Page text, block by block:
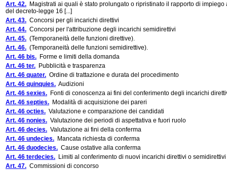
Art. 42. Magistrati ai quali è stato prolungato o ripristinato il rapporto di
del decreto-legge 16 [...]
Art. 43. Concorsi per gli incarichi direttivi
Art. 44. Concorsi per l'attribuzione degli incarichi semidirettivi
Art. 45. (Temporaneità delle funzioni direttive).
Art. 46. (Temporaneità delle funzioni semidirettive).
Art. 46 bis. Forme e limiti della domanda
Art. 46 ter. Pubblicità e trasparenza
Art. 46 quater. Ordine di trattazione e durata del procedimento
Art. 46 quinquies. Audizioni
Art. 46 sexies. Fonti di conoscenza ai fini del conferimento degli incarichi
Art. 46 septies. Modalità di acquisizione dei pareri
Art. 46 octies. Valutazione e comparazione dei candidati
Art. 46 nonies. Valutazione dei periodi di aspettativa e fuori ruolo
Art. 46 decies. Valutazione ai fini della conferma
Art. 46 undecies. Mancata richiesta di conferma
Art. 46 duodecies. Cause ostative alla conferma
Art. 46 terdecies. Limiti al conferimento di nuovi incarichi direttivi o semidirettivi
Art. 47. Commissioni di concorso